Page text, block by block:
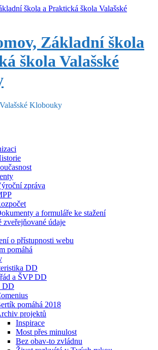
Základní škola
škola Valašské
Klobouky
zpráva
a formuláře ke stažení
zveřejňované údaje
o přístupnosti webu
pomáhá
DD
a ŠVP DD
DD
pomáhá 2018
projektů
Inspirace
Most přes minulost
Bez obav-to zvládnu